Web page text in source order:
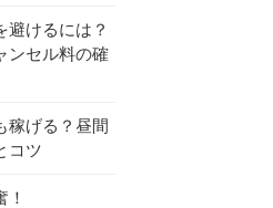
避けるには？
ンセル料の確
稼げる？昼間
コツ